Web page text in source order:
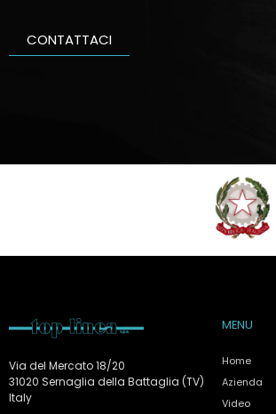
CONTATTACI
Via del Mercato 18/20
31020 Sernaglia della Battaglia (TV)
Italy
MENU
Home
Azienda
Video